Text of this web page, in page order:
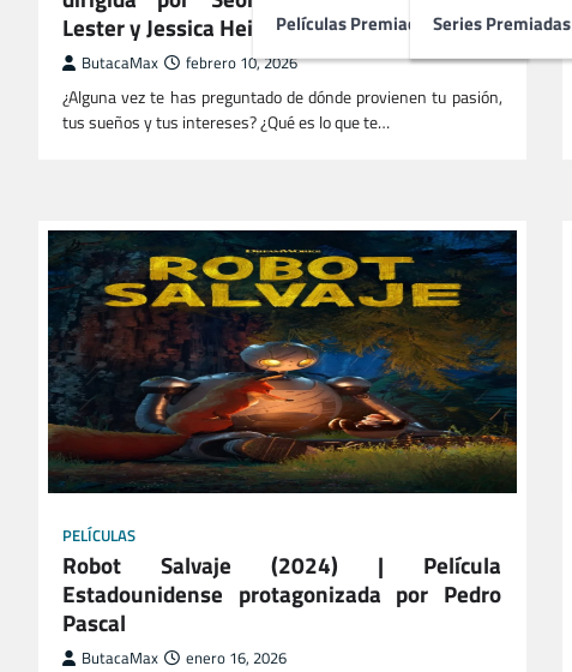
Películas PremiadasSeries Premiadas
Lester y Jessica Heidt
ButacaMax febrero 10, 2026
¿Alguna vez te has preguntado de dónde provienen tu pasión,
tus sueños y tus intereses? ¿Qué es lo que te…
PELÍCULAS
Robot Salvaje (2024) | Película
Estadounidense protagonizada por Pedro
Pascal
ButacaMax enero 16, 2026